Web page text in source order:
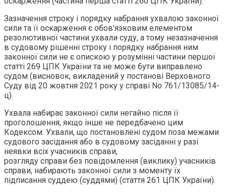
Зазначення строку і порядку набрання ухвалою законної
сили та її оскарження є обов’язковим елементом
резолютивної частини ухвали суду, а тому незазначення
в судовому рішенні строку і порядку набрання ним
законної сили не є опискою у розумінні частини першої
статті 269 ЦПК України та не може бути виправлено
судом (висновок, викладений у постанові Верховного
Суду від 20 жовтня 2021 року у справі No 761/13085/14-
ц).
Ухвала набирає законної сили негайно після її
проголошення, якщо інше не передбачено цим
Кодексом. Ухвали, що постановлені судом поза межами
судового засідання або в судовому засіданні у разі
неявки всіх учасників справи,
розгляду справи без повідомлення (виклику) учасників
справи, набирають законної сили з моменту їх
підписання суддею (суддями) (стаття 261 ЦПК України).